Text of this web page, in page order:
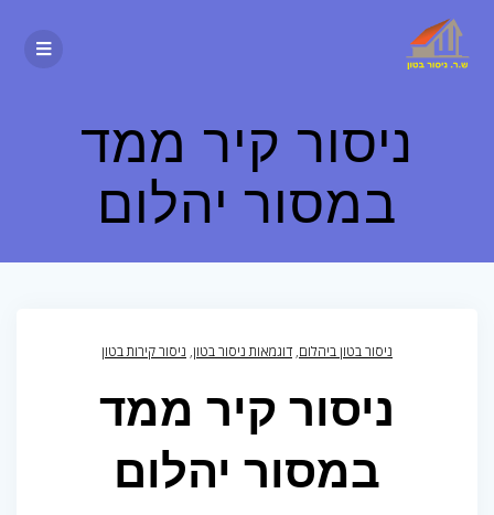
ניסור קיר ממד
במסור יהלום
ניסור בטון ביהלום, דוגמאות ניסור בטון, ניסור קירות בטון
ניסור קיר ממד
במסור יהלום